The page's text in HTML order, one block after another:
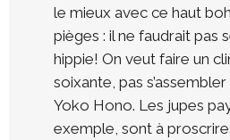
le mieux avec ce haut
pièges : il ne faudrait pas
hippie! On veut faire un
soixante, pas
Yoko Hono. Les jupes
exemple, sont à